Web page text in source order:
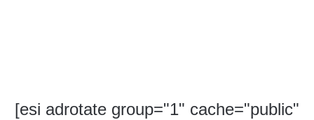
[esi adrotate group="1" cache="public"